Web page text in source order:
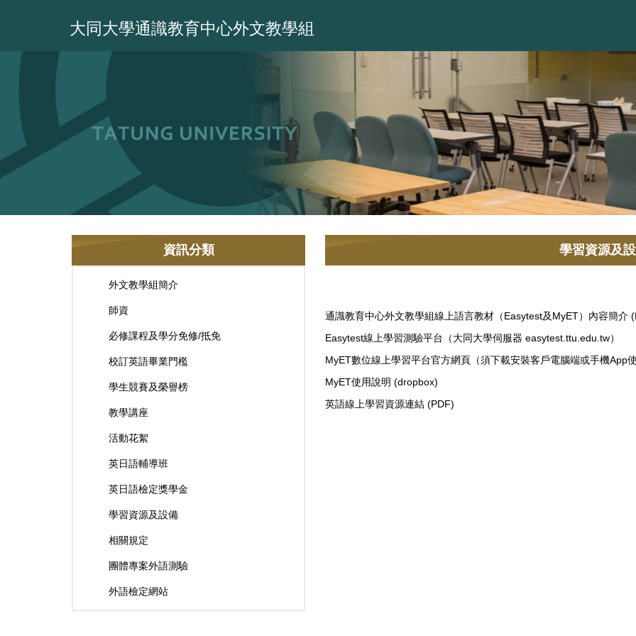
大同大學通識教育中心外文教學組
資訊分類
外文教學組簡介
師資
必修課程及學分免修/抵免
校訂英語畢業門檻
學生競賽及榮譽榜
教學講座
活動花絮
英日語輔導班
英日語檢定獎學金
學習資源及設備
相關規定
團體專案外語測驗
外語檢定網站
學習資源及
通識教育中心外文教學組線上語言教材（Easytest及MyET）內容簡介
Easytest線上學習測驗平台（大同大學伺服器 easytest.ttu.edu.tw）
MyET數位線上學習平台官方網頁（須下載安裝客戶電腦端或手機App
MyET使用說明 (dropbox)
英語線上學習資源連結 (PDF)